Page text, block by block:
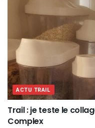
ACTU TRAIL
Trail : je teste le
Complex